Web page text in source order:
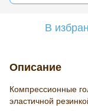
В
Описание
Компрессионные
эластичной